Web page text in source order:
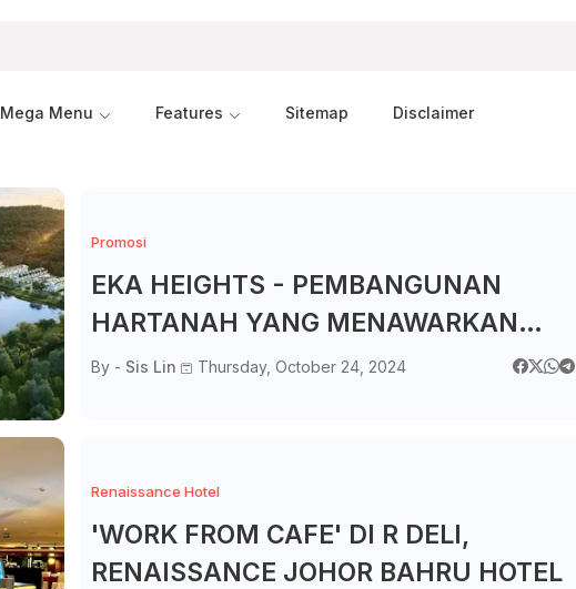
Mega Menu Features Sitemap Disclaimer
Promosi
EKA HEIGHTS - PEMBANGUNAN
HARTANAH YANG MENAWARKAN
GAYA HIDUP MEWAH DI TENGAH
By - Sis Lin Thursday, October 24, 2024
Renaissance Hotel
'WORK FROM CAFE' DI R DELI,
RENAISSANCE JOHOR BAHRU HOTEL